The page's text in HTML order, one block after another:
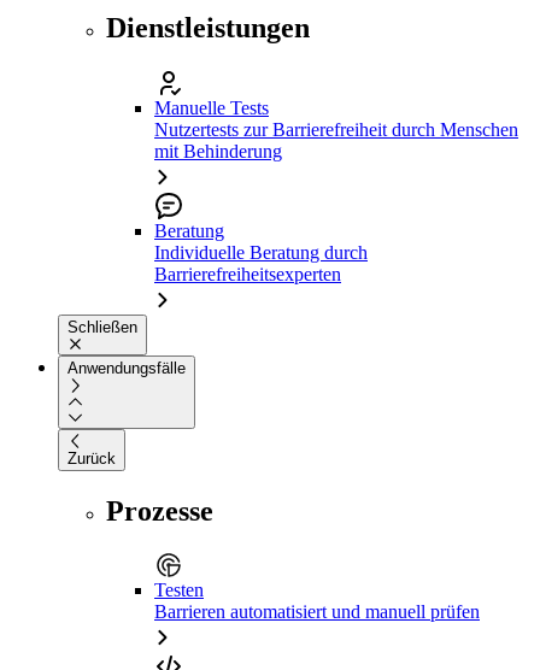
Dienstleistungen
Manuelle Tests
Nutzertests zur Barrierefreiheit durch Menschen
mit Behinderung
Beratung
Individuelle Beratung durch
Barrierefreiheitsexperten
Schließen
Anwendungsfälle
Zurück
Prozesse
Testen
Barrieren automatisiert und manuell prüfen